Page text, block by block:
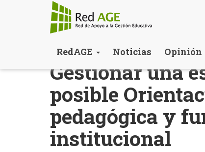
contenido
RedAGE Noticias Opinión
Gestionar una
posible
pedagógica y
institucional